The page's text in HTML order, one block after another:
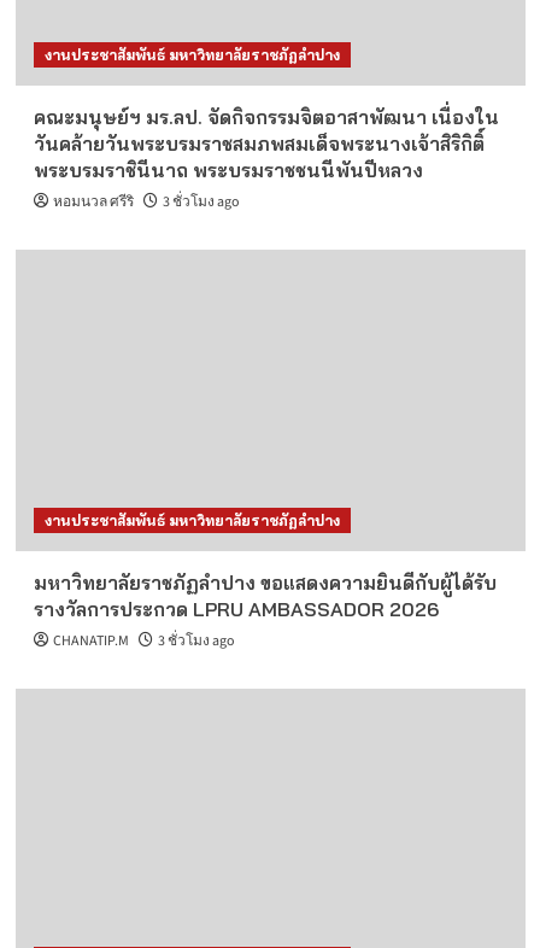
งานประชาสัมพันธ์ มหาวิทยาลัยราชภัฏลำปาง
คณะมนุษย์ฯ มร.ลป. จัดกิจกรรมจิตอาสาพัฒนา เนื่องใน
วันคล้ายวันพระบรมราชสมภพสมเด็จพระนางเจ้าสิริกิติ์
พระบรมราชินีนาถ พระบรมราชชนนีพันปีหลวง
หอมนวล ศรีริ 3 ชั่วโมง ago
งานประชาสัมพันธ์ มหาวิทยาลัยราชภัฏลำปาง
มหาวิทยาลัยราชภัฏลำปาง ขอแสดงความยินดีกับผู้ได้รับ
รางวัลการประกวด LPRU AMBASSADOR 2026
CHANATIP.M 3 ชั่วโมง ago